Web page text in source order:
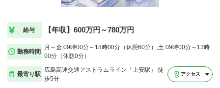
給与 【年収】600万円～780万円
勤務時間
月～金:09時00分～18時00分（休憩60分）,土:09時00分～13時
00分（休憩0分）
最寄り駅
広島高速交通アストラムライン「上安駅」 徒
歩5分
アクセス